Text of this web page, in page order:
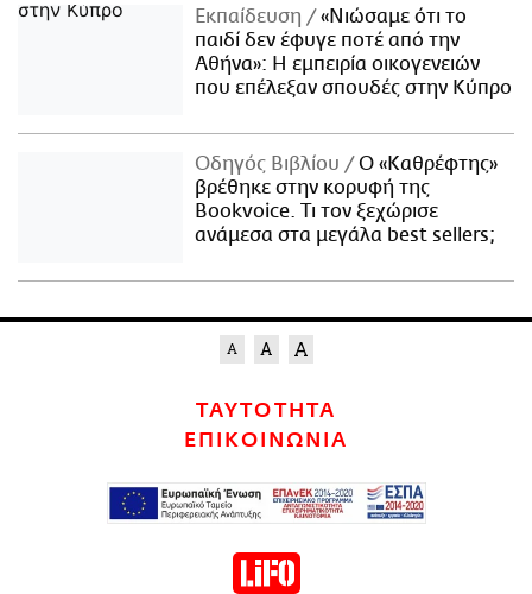
Εκπαίδευση
«Νιώσαμε ότι το
παιδί δεν έφυγε ποτέ από την
Αθήνα»: Η εμπειρία οικογενειών
που επέλεξαν σπουδές στην Κύπρο
Οδηγός Βιβλίου
Ο «Καθρέφτης»
βρέθηκε στην κορυφή της
Bookvoice. Τι τον ξεχώρισε
ανάμεσα στα μεγάλα best sellers;
ΤΑΥΤΟΤΗΤΑ
ΕΠΙΚΟΙΝΩΝΙΑ